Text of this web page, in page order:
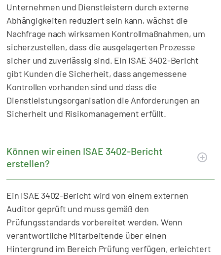
Unternehmen und Dienstleistern durch externe
Abhängigkeiten reduziert sein kann, wächst die
Nachfrage nach wirksamen Kontrollmaßnahmen, um
sicherzustellen, dass die ausgelagerten Prozesse
sicher und zuverlässig sind. Ein ISAE 3402-Bericht
gibt Kunden die Sicherheit, dass angemessene
Kontrollen vorhanden sind und dass die
Dienstleistungsorganisation die Anforderungen an
Sicherheit und Risikomanagement erfüllt.
Können wir einen ISAE 3402-Bericht
erstellen?
Ein ISAE 3402-Bericht wird von einem externen
Auditor geprüft und muss gemäß den
Prüfungsstandards vorbereitet werden. Wenn
verantwortliche Mitarbeitende über einen
Hintergrund im Bereich Prüfung verfügen, erleichtert